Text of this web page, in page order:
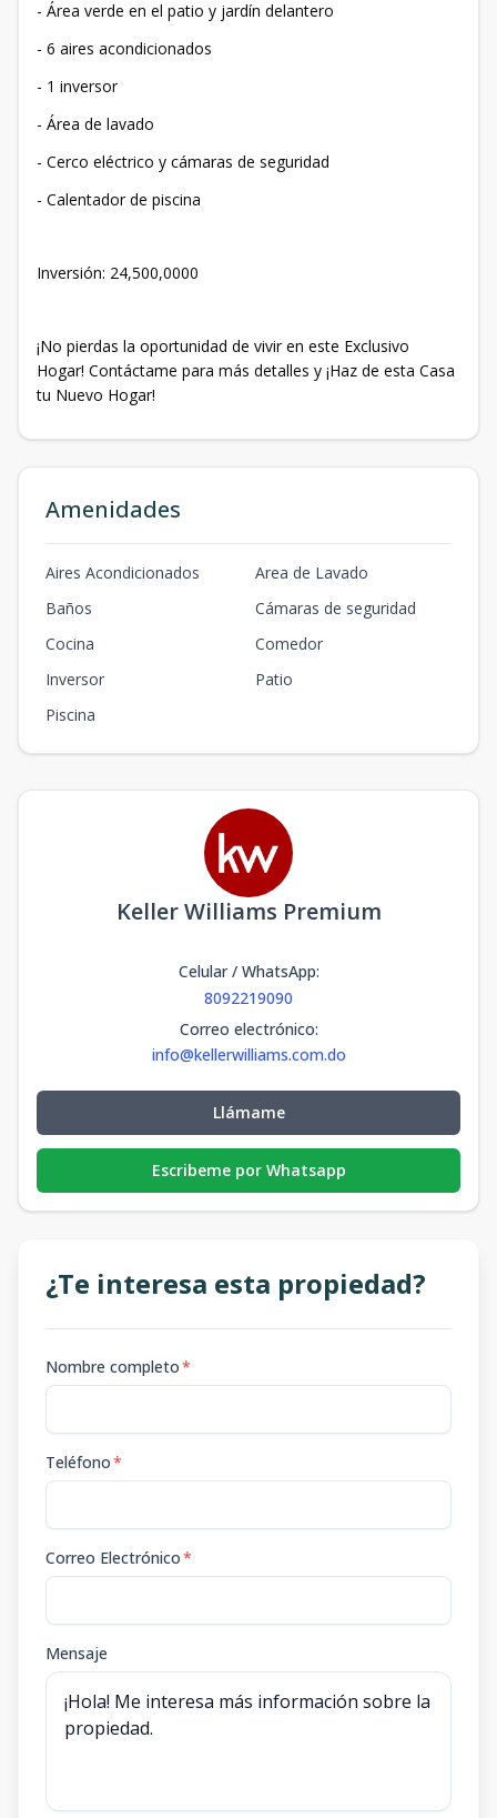
- Área verde en el patio y jardín delantero
- 6 aires acondicionados
- 1 inversor
- Área de lavado
- Cerco eléctrico y cámaras de seguridad
- Calentador de piscina
Inversión: 24,500,0000
¡No pierdas la oportunidad de vivir en este Exclusivo
Hogar! Contáctame para más detalles y ¡Haz de esta Casa
tu Nuevo Hogar!
Amenidades
Aires Acondicionados
Area de Lavado
Baños
Cámaras de seguridad
Cocina
Comedor
Inversor
Patio
Piscina
Keller Williams Premium
Celular / WhatsApp:
8092219090
Correo electrónico:
info@kellerwilliams.com.do
Llámame
Escribeme por Whatsapp
¿Te interesa esta propiedad?
Nombre completo*
Teléfono*
Correo Electrónico*
Mensaje